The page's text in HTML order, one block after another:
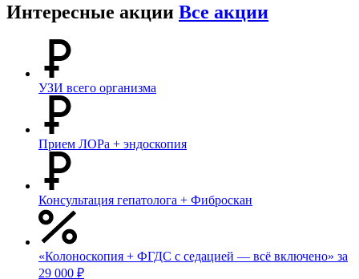
Интересные акции Все акции
УЗИ всего организма
Прием ЛОРа + эндоскопия
Консультация гепатолога + Фиброскан
«Колоноскопия + ФГДС с седацией — всё включено» за
29 000 ₽